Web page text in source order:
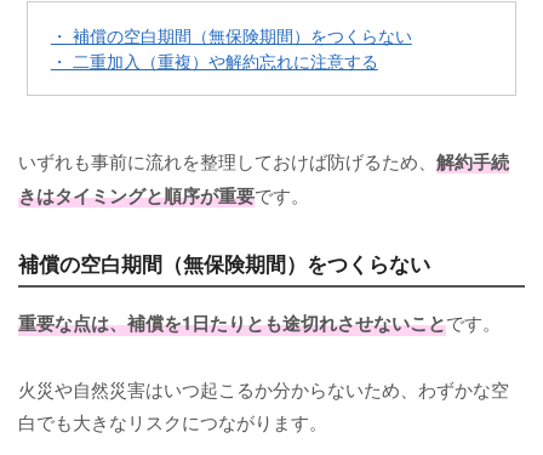
・ 補償の空白期間（無保険期間）をつくらない
・ 二重加入（重複）や解約忘れに注意する
いずれも事前に流れを整理しておけば防げるため、 解約手続
きはタイミングと順序が重要です。
補償の空白期間（無保険期間）をつくらない
重要な点は、補償を1日たりとも途切れさせないことです。
火災や自然災害はいつ起こるか分からないため、わずかな空
白でも大きなリスクにつながります。